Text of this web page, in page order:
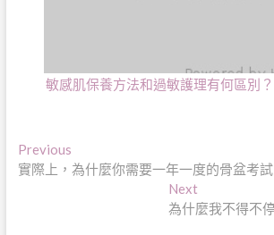
敏感肌保養方法和過敏護理有何區別
文
章
PreviousPrevious
post:
實際上，為什麼你需要一年一度的骨盆考試
NextNext
post:
為什麼我不得不